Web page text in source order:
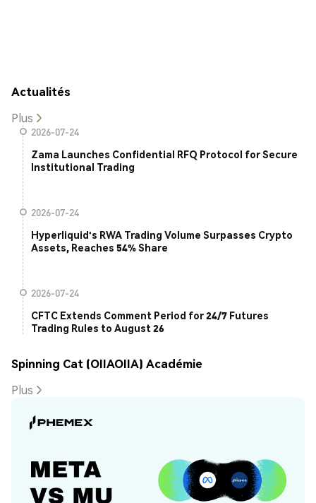
Actualités
Plus
2026-07-24
Zama Launches Confidential RFQ Protocol for Secure
Institutional Trading
2026-07-24
Hyperliquid's RWA Trading Volume Surpasses Crypto
Assets, Reaches 54% Share
2026-07-24
CFTC Extends Comment Period for 24/7 Futures
Trading Rules to August 26
Spinning Cat (OIIAOIIA) Académie
Plus